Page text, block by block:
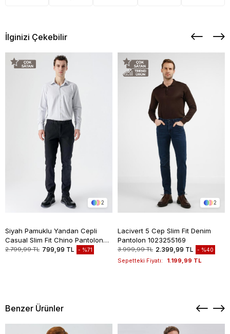
İlginizi Çekebilir
2
Siyah Pamuklu Yandan Cepli
Casual Slim Fit Chino Pantolon
1003235117
2.799,99 TL 799,99 TL %71
2
Lacivert 5 Cep Slim Fit Denim
Pantolon 1023255169
3.999,99 TL 2.399,99 TL %40
Sepetteki Fiyatı: 1.199,99 TL
Benzer Ürünler